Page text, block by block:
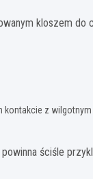
kloszem do
kontakcie z
ściśle